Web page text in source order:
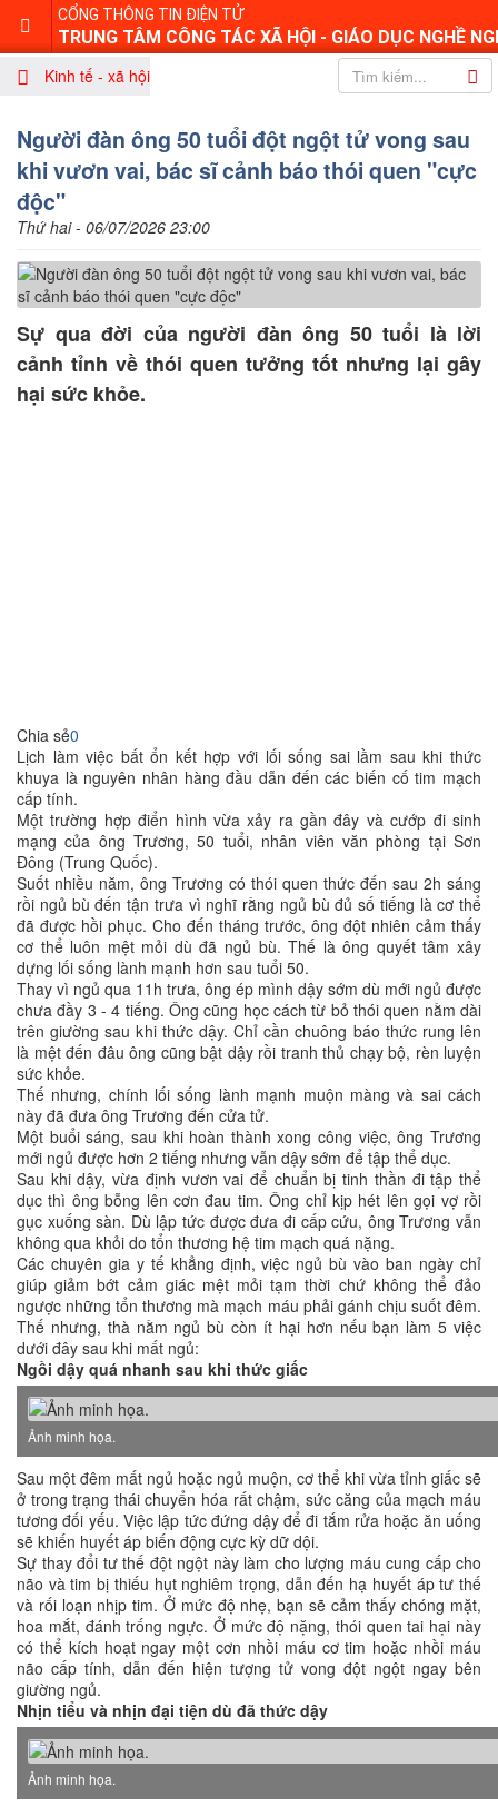
CỔNG THÔNG TIN ĐIỆN TỬ
TRUNG TÂM CÔNG TÁC XÃ HỘI - GIÁO DỤC NGHỀ
Kinh tế - xã hội
Người đàn ông 50 tuổi đột ngột tử vong sau
khi vươn vai, bác sĩ cảnh báo thói quen "cực
độc"
Thứ hai - 06/07/2026 23:00
Sự qua đời của người đàn ông 50 tuổi là lời
cảnh tỉnh về thói quen tưởng tốt nhưng lại gây
hại sức khỏe.
Chia sẻ0
Lịch làm việc bất ổn kết hợp với lối sống sai lầm sau khi thức
khuya là nguyên nhân hàng đầu dẫn đến các biến cố tim mạch
cấp tính.
Một trường hợp điển hình vừa xảy ra gần đây và cướp đi sinh
mạng của ông Trương, 50 tuổi, nhân viên văn phòng tại Sơn
Đông (Trung Quốc).
Suốt nhiều năm, ông Trương có thói quen thức đến sau 2h sáng
rồi ngủ bù đến tận trưa vì nghĩ rằng ngủ bù đủ số tiếng là cơ thể
đã được hồi phục. Cho đến tháng trước, ông đột nhiên cảm thấy
cơ thể luôn mệt mỏi dù đã ngủ bù. Thế là ông quyết tâm xây
dựng lối sống lành mạnh hơn sau tuổi 50.
Thay vì ngủ qua 11h trưa, ông ép mình dậy sớm dù mới ngủ được
chưa đầy 3 - 4 tiếng. Ông cũng học cách từ bỏ thói quen nằm dài
trên giường sau khi thức dậy. Chỉ cần chuông báo thức rung lên
là mệt đến đâu ông cũng bật dậy rồi tranh thủ chạy bộ, rèn luyện
sức khỏe.
Thế nhưng, chính lối sống lành mạnh muộn màng và sai cách
này đã đưa ông Trương đến cửa tử.
Một buổi sáng, sau khi hoàn thành xong công việc, ông Trương
mới ngủ được hơn 2 tiếng nhưng vẫn dậy sớm để tập thể dục.
Sau khi dậy, vừa định vươn vai để chuẩn bị tinh thần đi tập thể
dục thì ông bỗng lên cơn đau tim. Ông chỉ kịp hét lên gọi vợ rồi
gục xuống sàn. Dù lập tức được đưa đi cấp cứu, ông Trương vẫn
không qua khỏi do tổn thương hệ tim mạch quá nặng.
Các chuyên gia y tế khẳng định, việc ngủ bù vào ban ngày chỉ
giúp giảm bớt cảm giác mệt mỏi tạm thời chứ không thể đảo
ngược những tổn thương mà mạch máu phải gánh chịu suốt đêm.
Thế nhưng, thà nằm ngủ bù còn ít hại hơn nếu bạn làm 5 việc
dưới đây sau khi mất ngủ:
Ngồi dậy quá nhanh sau khi thức giấc
Ảnh minh họa.
Sau một đêm mất ngủ hoặc ngủ muộn, cơ thể khi vừa tỉnh giấc sẽ
ở trong trạng thái chuyển hóa rất chậm, sức căng của mạch máu
tương đối yếu. Việc lập tức đứng dậy để đi tắm rửa hoặc ăn uống
sẽ khiến huyết áp biến động cực kỳ dữ dội.
Sự thay đổi tư thế đột ngột này làm cho lượng máu cung cấp cho
não và tim bị thiếu hụt nghiêm trọng, dẫn đến hạ huyết áp tư thế
và rối loạn nhịp tim. Ở mức độ nhẹ, bạn sẽ cảm thấy chóng mặt,
hoa mắt, đánh trống ngực. Ở mức độ nặng, thói quen tai hại này
có thể kích hoạt ngay một cơn nhồi máu cơ tim hoặc nhồi máu
não cấp tính, dẫn đến hiện tượng tử vong đột ngột ngay bên
giường ngủ.
Nhịn tiểu và nhịn đại tiện dù đã thức dậy
Ảnh minh họa.